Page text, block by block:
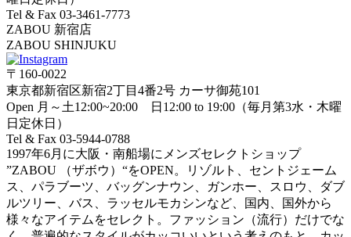
Tel & Fax 03-3461-7773
ZABOU 新宿店
ZABOU SHINJUKU
〒160-0022
東京都新宿区新宿2丁目4番2号 カーサ御苑101
Open 月～土12:00~20:00 日12:00 to 19:00（毎月第3水・木曜
日定休日）
Tel & Fax 03-5944-0788
1997年6月に大阪・南船場にメンズセレクトショップ
”ZABOU （ザボウ）“をOPEN。リゾルト、セントジェーム
ス、パラブーツ、バッグンナウン、ガンホー、スロウ、ダブ
ルツリー、バス、ラッセルモカシンなど、国内、国外から
様々なアイテムをセレクト。ファッション（流行）だけでな